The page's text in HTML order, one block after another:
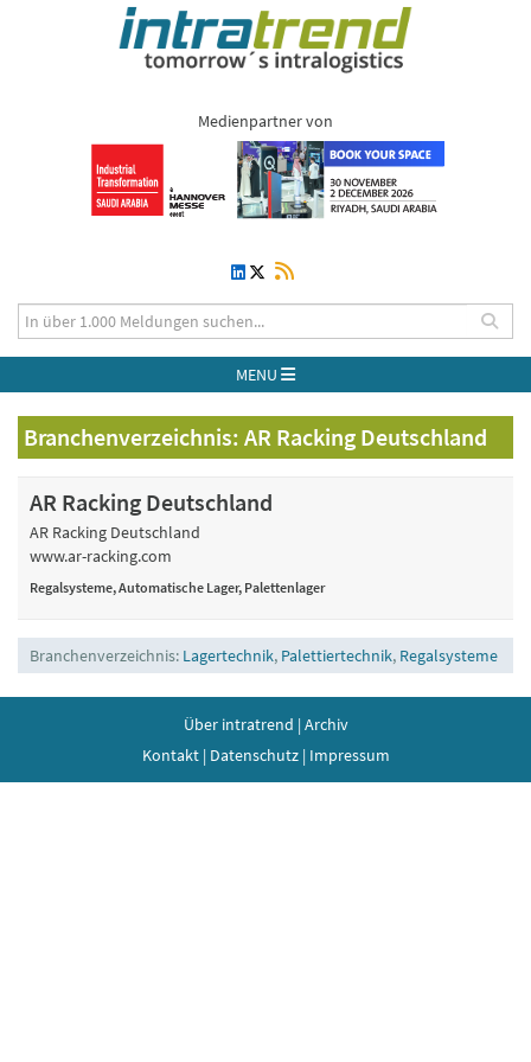
Medienpartner von
MENU
Branchenverzeichnis: AR Racking Deutschland
AR Racking Deutschland
AR Racking Deutschland
www.ar-racking.com
Regalsysteme, Automatische Lager, Palettenlager
Branchenverzeichnis: Lagertechnik, Palettiertechnik, Regalsysteme
Über intratrend | Archiv
Kontakt| Datenschutz| Impressum